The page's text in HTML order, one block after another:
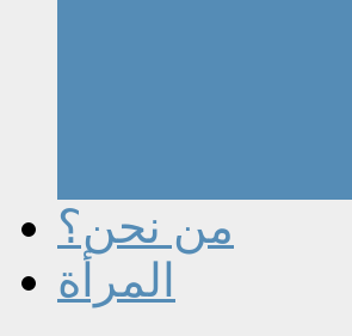
من نحن؟
المرأة